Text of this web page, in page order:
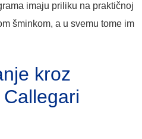
imaju priliku na praktičnoj
šminkom, a u svemu tome im
kroz